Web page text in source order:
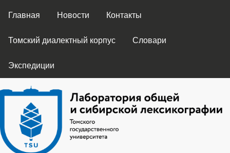
ГЛАВНОЕ МЕНЮ
Главная Новости Контакты
Томский диалектный корпус Словари
Экспедиции